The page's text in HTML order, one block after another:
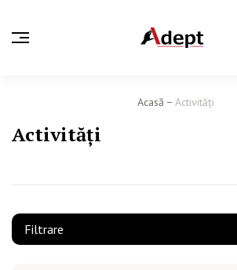
Acasă Activităţi
Activităţi
Filtrare